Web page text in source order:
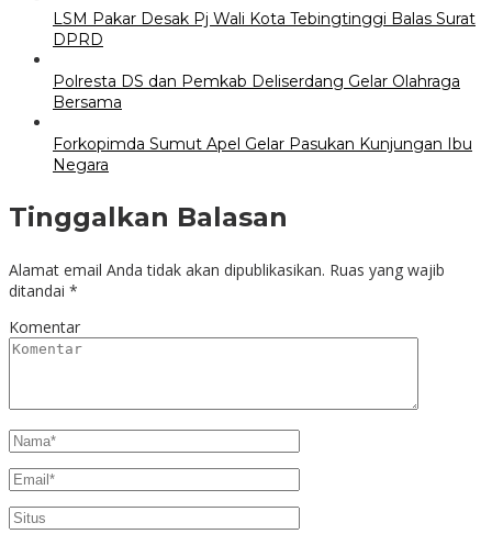
LSM Pakar Desak Pj Wali Kota Tebingtinggi Balas Surat
DPRD
Polresta DS dan Pemkab Deliserdang Gelar Olahraga
Bersama
Forkopimda Sumut Apel Gelar Pasukan Kunjungan Ibu
Negara
Tinggalkan Balasan
Alamat email Anda tidak akan dipublikasikan. Ruas yang wajib
ditandai *
Komentar